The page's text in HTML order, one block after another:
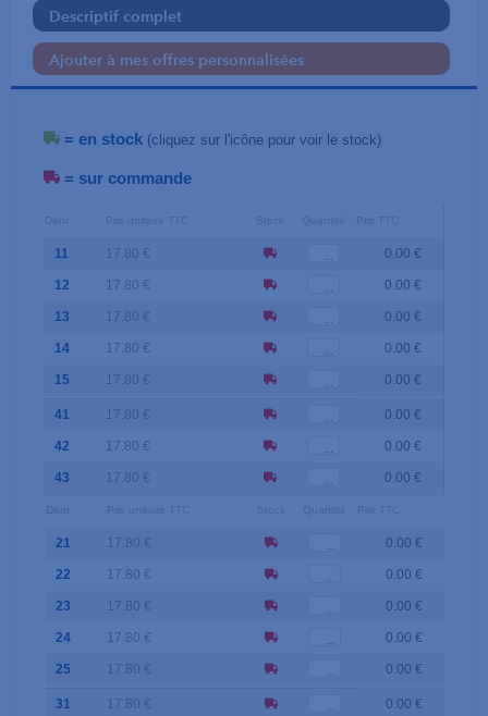
Descriptif complet
Ajouter à mes offres personnalisées
= en stock (cliquez sur l'icône pour voir le stock)
= sur commande
11 17.80 € 0.00 €
12 17.80 € 0.00 €
13 17.80 € 0.00 €
14 17.80 € 0.00 €
15 17.80 € 0.00 €
41 17.80 € 0.00 €
42 17.80 € 0.00 €
43 17.80 € 0.00 €
21 17.80 € 0.00 €
22 17.80 € 0.00 €
23 17.80 € 0.00 €
24 17.80 € 0.00 €
25 17.80 € 0.00 €
31 17.80 € 0.00 €